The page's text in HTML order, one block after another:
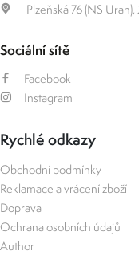
Plzeňská 76 (NS Uran),
Sociální sítě
Facebook
Instagram
Rychlé odkazy
Obchodní podmínky
Reklamace a vrácení zboží
Doprava
Ochrana osobních údajů
Author